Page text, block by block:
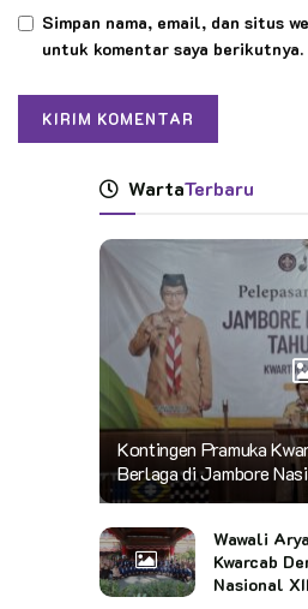
Simpan nama, email, dan situs
untuk komentar saya berikutnya.
WartaTerbaru
Kontingen Pramuka
Berlaga di Jambore
Wawali
Kwarcab
Nasional